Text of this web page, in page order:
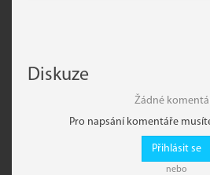
Diskuze
Žádné
Pro napsání komentáře
Přihlásit se
nebo